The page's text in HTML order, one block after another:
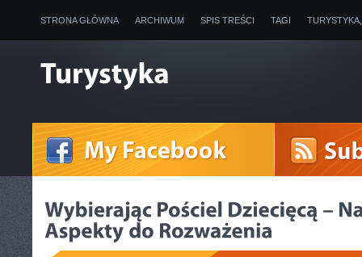
STRONA GŁÓWNA ARCHIWUM SPIS TREŚCI TAGI